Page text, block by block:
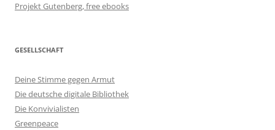
Projekt Gutenberg, free ebooks
GESELLSCHAFT
Deine Stimme gegen Armut
Die deutsche digitale Bibliothek
Die Konvivialisten
Greenpeace